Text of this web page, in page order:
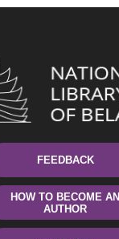
FEEDBACK
HOW TO BECOME AN
AUTHOR